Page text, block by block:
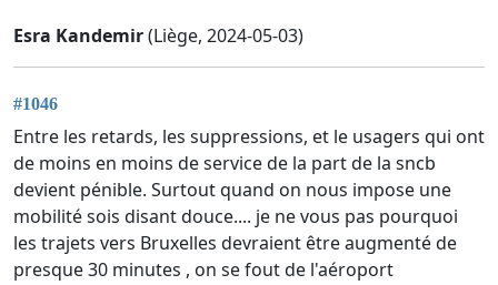
Esra Kandemir(Liège, 2024-05-03)
#1046
Entre les retards, les suppressions, et le usagers qui ont
de moins en moins de service de la part de la sncb
devient pénible. Surtout quand on nous impose une
mobilité sois disant douce.... je ne vous pas pourquoi
les trajets vers Bruxelles devraient être augmenté de
presque 30 minutes , on se fout de l'aéroport